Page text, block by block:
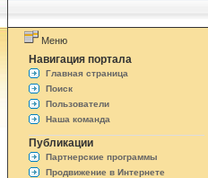
Меню
Навигация портала
Главная страница
Поиск
Пользователи
Наша команда
Публикации
Партнерские программы
Продвижение в Интернете